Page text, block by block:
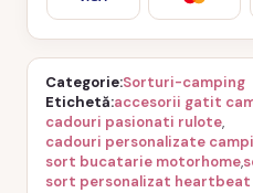
Categorie Sorturi-camping
Etichetă accesorii gatit
cadouri pasionati rulote,
cadouri personalizate
sort bucatarie motorhome,
sort personalizat